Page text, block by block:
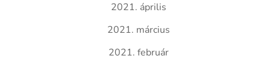
2021. április
2021. március
2021. február